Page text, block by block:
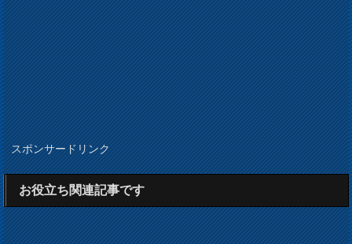
スポンサードリンク
お役立ち関連記事です